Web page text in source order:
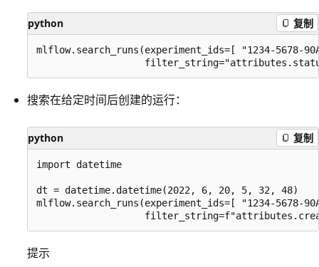
python 复制
mlflow.search_runs(experiment_ids=[ "1234-5678-
搜索在给定时间后创建的运行：
python 复制
import datetime
dt = datetime.datetime(2022, 6, 20, 5, 32, 48)
mlflow.search_runs(experiment_ids=[ "1234-5678-
提示